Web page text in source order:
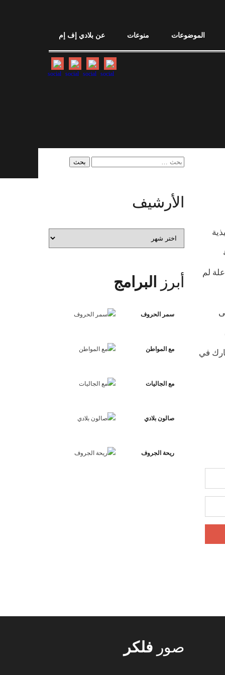
الموضوعات منوعات عن بلادي إف إم
لم
في
البحث
الأرشيف
الأرشيف
أبرز البرامج
سمر الحروف
مع المواطن
مع الجاليات
صالون بلادي
ريحة الجروف
صور فلكر